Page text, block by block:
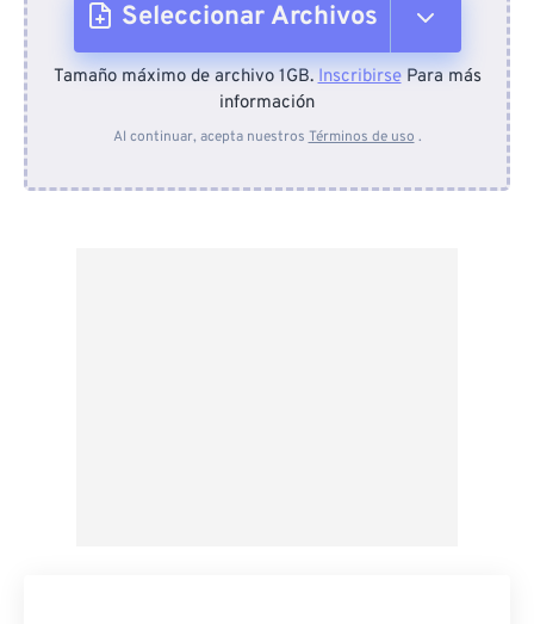
Seleccionar Archivos
Desde el dispositivo
Tamaño máximo de archivo 1GB.InscribirsePara más
información
Al continuar, acepta nuestros Términos de uso .